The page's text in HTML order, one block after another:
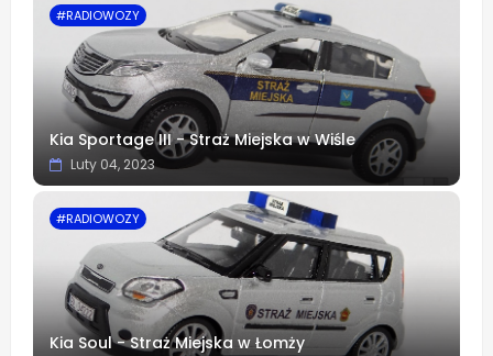
#RADIOWOZY
Kia Sportage III - Straż Miejska w Wiśle
Luty 04, 2023
#RADIOWOZY
Kia Soul - Straż Miejska w Łomży